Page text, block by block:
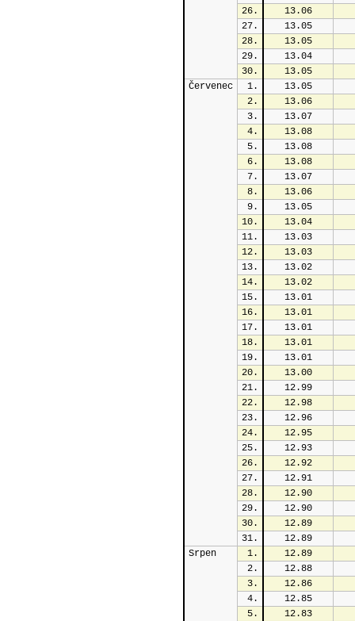
26.
13.06
27.
13.05
28.
13.05
29.
13.04
30.
13.05
Červenec
1.
13.05
2.
13.06
3.
13.07
4.
13.08
5.
13.08
6.
13.08
7.
13.07
8.
13.06
9.
13.05
10.
13.04
11.
13.03
12.
13.03
13.
13.02
14.
13.02
15.
13.01
16.
13.01
17.
13.01
18.
13.01
19.
13.01
20.
13.00
21.
12.99
22.
12.98
23.
12.96
24.
12.95
25.
12.93
26.
12.92
27.
12.91
28.
12.90
29.
12.90
30.
12.89
31.
12.89
Srpen
1.
12.89
2.
12.88
3.
12.86
4.
12.85
5.
12.83